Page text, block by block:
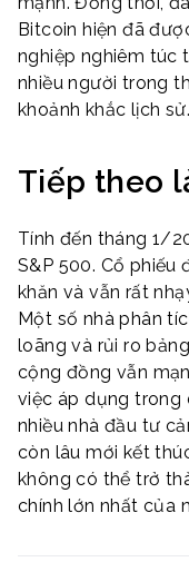
Bitcoin hiện đã
nghiệp nghiêm túc
nhiều người trong
khoảnh khắc lịch sử.
Tiếp theo
Tính đến tháng 1/
S&P 500. Cổ phiếu
khăn và vẫn rất
Một số nhà phân
loãng và rủi ro
cộng đồng vẫn
việc áp dụng trong
nhiều nhà đầu tư
còn lâu mới kết
không có thể trở
chính lớn nhất của